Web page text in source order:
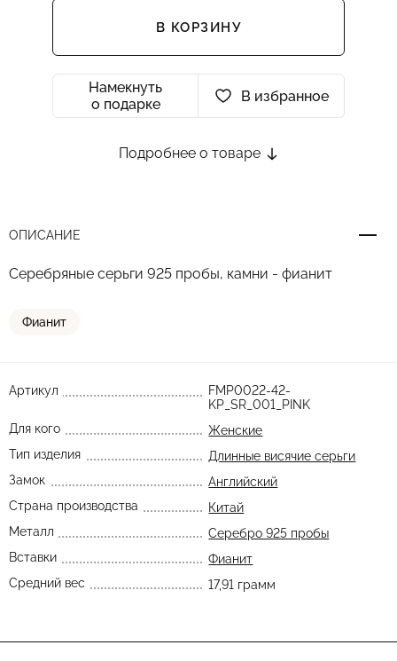
В КОРЗИНУ
Намекнуть
о подарке
В избранное
Подробнее о товаре
ОПИСАНИЕ
Серебряные серьги 925 пробы, камни - фианит
Фианит
Артикул
FMP0022-42-
KP_SR_001_PINK
Для кого
Женские
Тип изделия
Длинные висячие серьги
Замок
Английский
Страна производства
Китай
Металл
Серебро 925 пробы
Вставки
Фианит
Средний вес
17,91 грамм